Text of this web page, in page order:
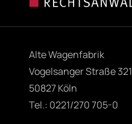
Alte Wagenfabrik
Vogelsanger Straße 321
50827 Köln
Tel.: 0221/270 705-0